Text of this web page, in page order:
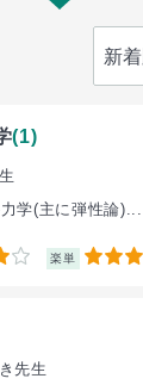
(1)
学(主に弾性論)...
楽単 4
先生